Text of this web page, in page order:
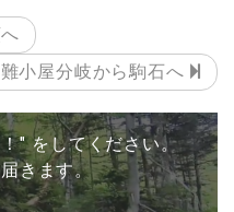
小屋分岐から駒石へ
" をしてください。
きます。